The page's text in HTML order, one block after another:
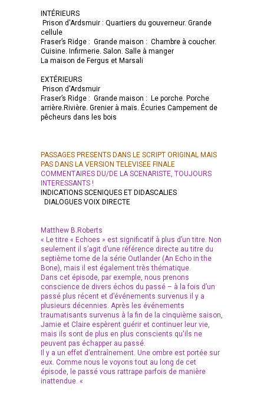
INTÉRIEURS
Prison d'Ardsmuir : Quartiers du gouverneur. Grande
cellule
Fraser’s Ridge : Grande maison : Chambre à coucher.
Cuisine. Infirmerie. Salon. Salle à manger
La maison de Fergus et Marsali
EXTÉRIEURS
Prison d'Ardsmuir
Fraser’s Ridge : Grande maison : Le porche. Porche
arrière.Rivière. Grenier à maïs. Écuries Campement de
pêcheurs dans les bois
PASSAGES PRESENTS DANS LE SCRIPT ORIGINAL MAIS
PAS DANS LA VERSION TELEVISEE FINALE
COMMENTAIRES DU/DE LA SCENARISTE, TOUJOURS
INTERESSANTS !
INDICATIONS SCENIQUES ET DIDASCALIES
DIALOGUES VOIX DIRECTE
Matthew B.Roberts
« Le titre « Echoes » est significatif à plus d’un titre. Non
seulement il s’agit d’une référence directe au titre du
septième tome de la série Outlander (An Echo in the
Bone), mais il est également très thématique.
Dans cet épisode, par exemple, nous prenons
conscience de divers échos du passé – à la fois d’un
passé plus récent et d’événements survenus il y a
plusieurs décennies. Après les événements
traumatisants survenus à la fin de la cinquième saison,
Jamie et Claire espèrent guérir et continuer leur vie,
mais ils sont de plus en plus conscients qu'ils ne
peuvent pas échapper au passé.
Il y a un effet d’entraînement. Une ombre est portée sur
eux. Comme nous le voyons tout au long de cet
épisode, le passé vous rattrape parfois de manière
inattendue. «